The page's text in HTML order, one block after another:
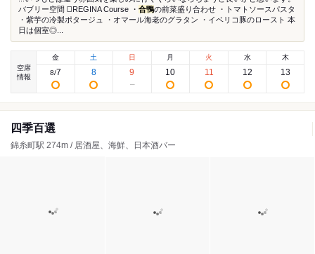
バブリー空間 ◻️REGINA Course ・ 合鴨の前菜盛り合わせ ・トマトソースパスタ
・紫芋の冷製ポタージュ ・オマール海老のグラタン ・イベリコ豚のロースト 本
日は個室◎...
空席
情報
金
8/7
土
8
日
9
月
10
火
11
水
12
木
13
四季百選
錦糸町駅 274m / 居酒屋、海鮮、日本酒バー